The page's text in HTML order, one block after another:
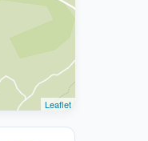
Leaflet